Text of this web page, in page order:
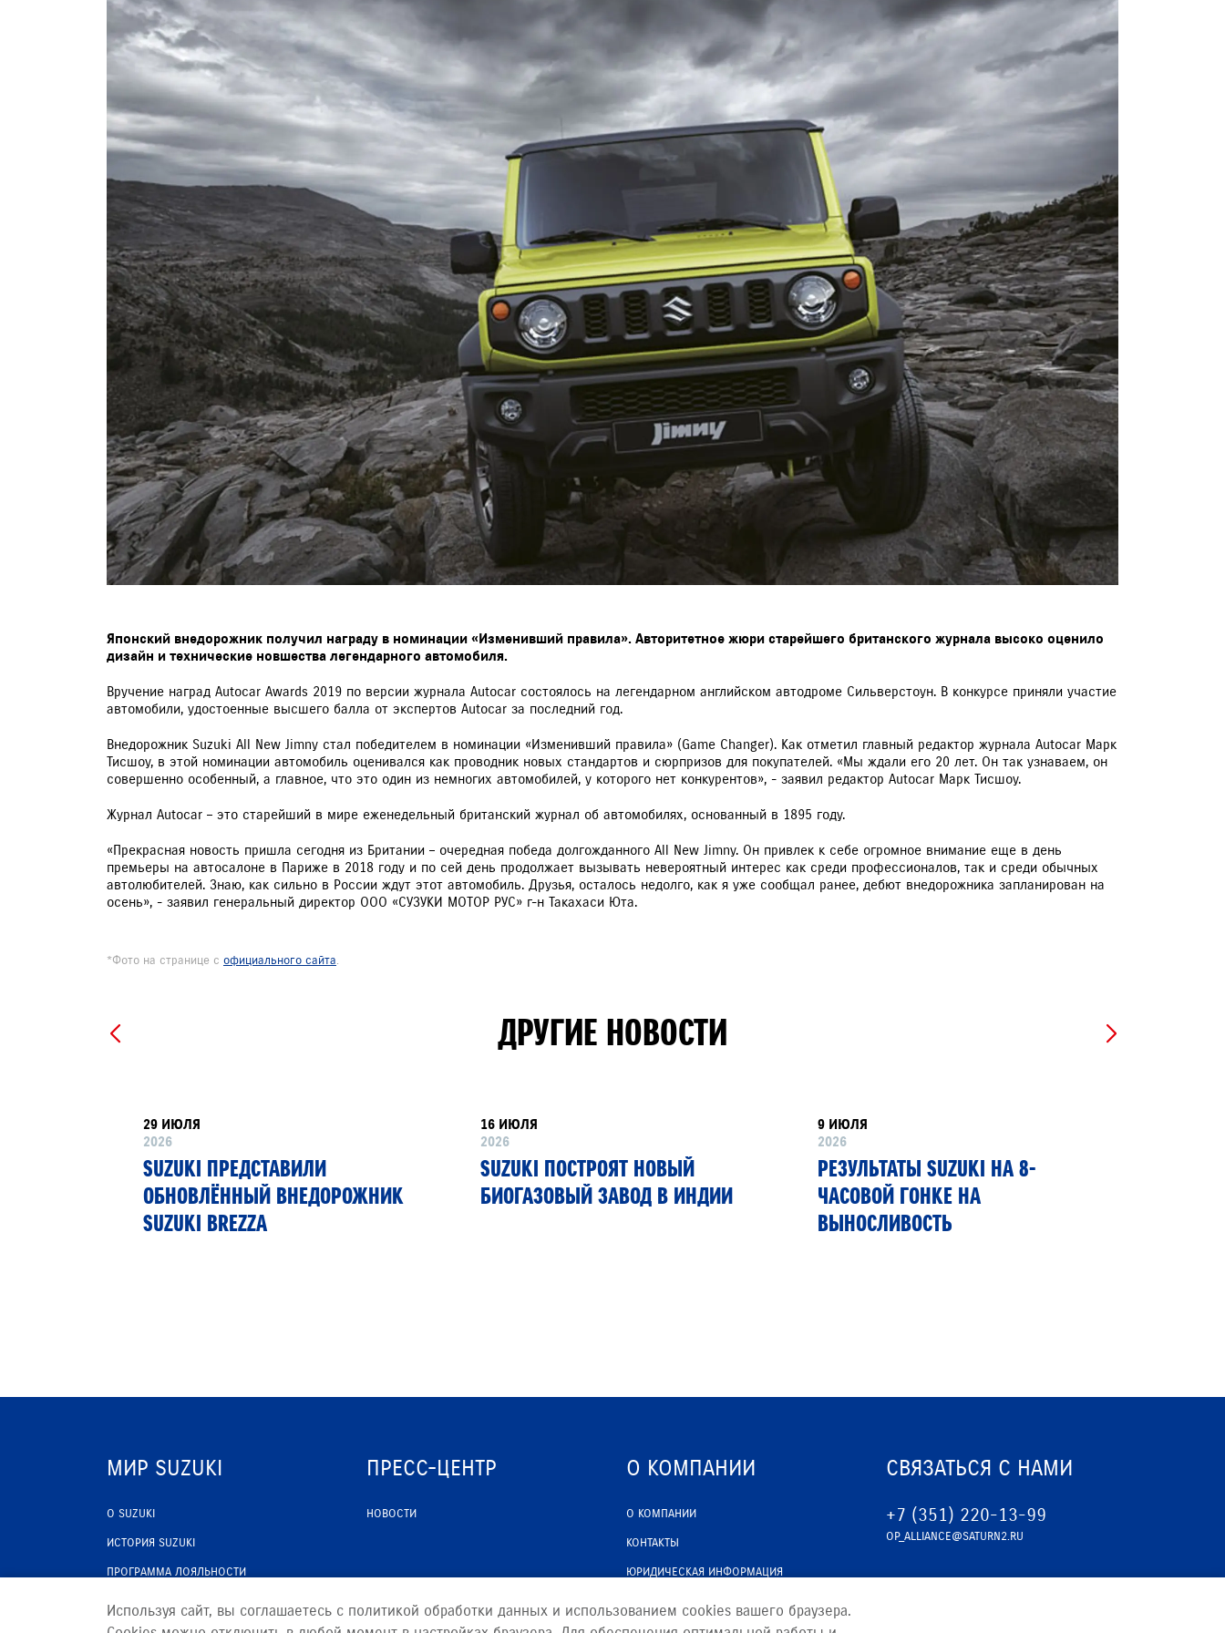
VITARA JIMNY
ЗАПИСЬ НА ТО РАССЧИТАТЬ ТО СЕРВИСНЫЕ КАМПАНИИ
Японский внедорожник получил награду в номинации «Изменивший правила». Авторитетное жюри старейшего британского журнала высоко оценило
дизайн и технические новшества легендарного автомобиля.
Вручение наград Autocar Awards 2019 по версии журнала Autocar состоялось на легендарном английском автодроме Сильверстоун. В конкурсе приняли участие
автомобили, удостоенные высшего балла от экспертов Autocar за последний год.
Внедорожник Suzuki All New Jimny стал победителем в номинации «Изменивший правила» (Game Changer). Как отметил главный редактор журнала Autocar Марк
Тисшоу, в этой номинации автомобиль оценивался как проводник новых стандартов и сюрпризов для покупателей. «Мы ждали его 20 лет. Он так узнаваем, он
совершенно особенный, а главное, что это один из немногих автомобилей, у которого нет конкурентов», - заявил редактор Autocar Марк Тисшоу.
Журнал Autocar – это старейший в мире еженедельный британский журнал об автомобилях, основанный в 1895 году.
«Прекрасная новость пришла сегодня из Британии – очередная победа долгожданного All New Jimny. Он привлек к себе огромное внимание еще в день
премьеры на автосалоне в Париже в 2018 году и по сей день продолжает вызывать невероятный интерес как среди профессионалов, так и среди обычных
автолюбителей. Знаю, как сильно в России ждут этот автомобиль. Друзья, осталось недолго, как я уже сообщал ранее, дебют внедорожника запланирован на
осень», - заявил генеральный директор ООО «СУЗУКИ МОТОР РУС» г-н Такахаси Юта.
*Фото на странице с официального сайта.
ДРУГИЕ НОВОСТИ
29 ИЮЛЯ
2026
SUZUKI ПРЕДСТАВИЛИ
ОБНОВЛЁННЫЙ ВНЕДОРОЖНИК
SUZUKI BREZZA
16 ИЮЛЯ
2026
SUZUKI ПОСТРОЯТ НОВЫЙ
БИОГАЗОВЫЙ ЗАВОД В ИНДИИ
9 ИЮЛЯ
2026
РЕЗУЛЬТАТЫ SUZUKI НА 8-
ЧАСОВОЙ ГОНКЕ НА
ВЫНОСЛИВОСТЬ
МИР SUZUKI
О SUZUKI
ИСТОРИЯ SUZUKI
ПРОГРАММА ЛОЯЛЬНОСТИ
ПРЕСС-ЦЕНТР
НОВОСТИ
О КОМПАНИИ
О КОМПАНИИ
КОНТАКТЫ
ЮРИДИЧЕСКАЯ ИНФОРМАЦИЯ
СВЯЗАТЬСЯ С НАМИ
+7 (351) 220-13-99
OP_ALLIANCE@SATURN2.RU
Используя сайт, вы соглашаетесь с политикой обработки данных и использованием cookies вашего браузера.